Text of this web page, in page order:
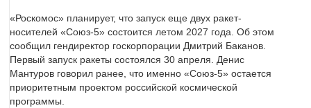
«Роскомос» планирует, что запуск еще двух ракет-
носителей «Союз-5» состоится летом 2027 года. Об этом
сообщил гендиректор госкорпорации Дмитрий Баканов.
Первый запуск ракеты состоялся 30 апреля. Денис
Мантуров говорил ранее, что именно «Союз-5» остается
приоритетным проектом российской космической
программы.